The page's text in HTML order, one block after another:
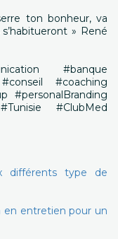
ton bonheur, va
» René
#banque
#coaching
#personalBranding
#ClubMed
différents type de
entretien pour un